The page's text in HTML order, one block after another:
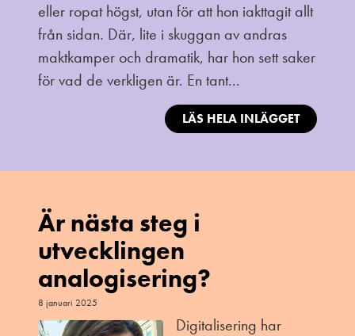
eller ropat högst, utan för att hon iakttagit allt
från sidan. Där, lite i skuggan av andras
maktkamper och dramatik, har hon sett saker
för vad de verkligen är. En tant...
LÄS HELA INLÄGGET
Är nästa steg i
utvecklingen
analogisering?
8 januari 2025
Digitalisering har